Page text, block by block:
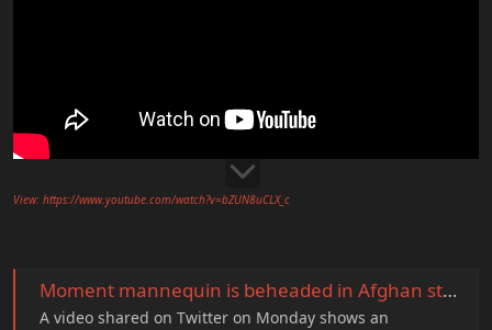
View: https://www.youtube.com/watch?v=bZUN8uCLX_c
Moment mannequin is beheaded in Afghan store on Taliban orders
A video shared on Twitter on Monday shows an